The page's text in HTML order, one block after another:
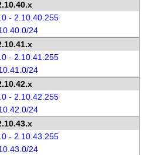
- 2.10.40.255
24
- 2.10.41.255
24
- 2.10.42.255
24
- 2.10.43.255
24